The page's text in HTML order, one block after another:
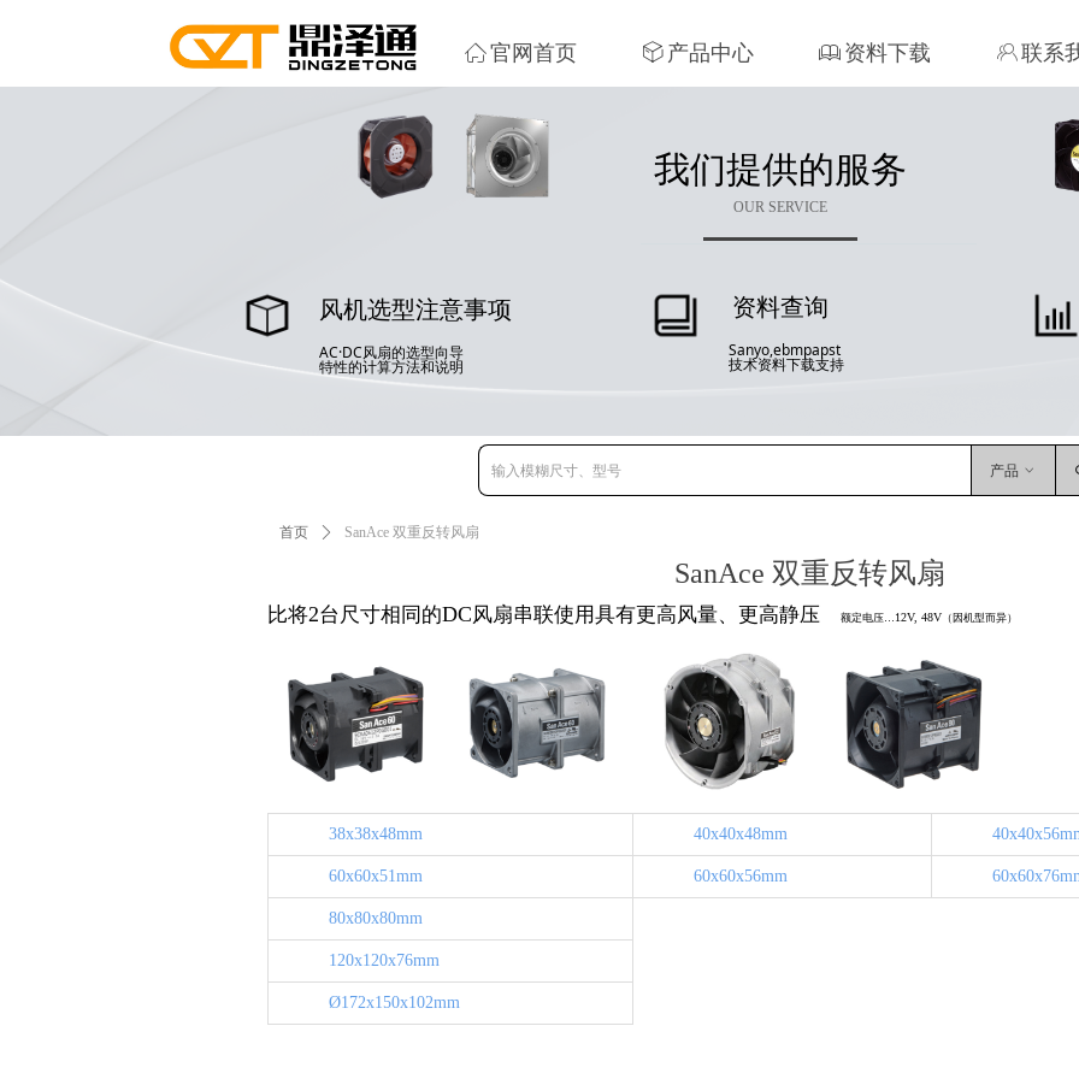
ꀇ官网首页 ꁦ 产品中心 ꁡ 资料下载 ꁘ 联系
SanAce 双重反转风扇
首页 ꄲ SanAce 双重反转风扇
比将2台尺寸相同的DC风扇串联使用具有更高风量、更高静压 额定电压… 12V, 48V （因机型而异）
38x38x48mm 40x40x48mm
60x60x51mm 60x60x56mm
80x80x80mm
120x120x76mm
Ø172x150x102mm
产品 ꀁ
OUR SERVICE
我们提供的服务
AC·DC风扇的选型向导
特性的计算方法和说明
风机选型注意事项 资料查询
Sanyo,ebmpapst
技术资料下载支持